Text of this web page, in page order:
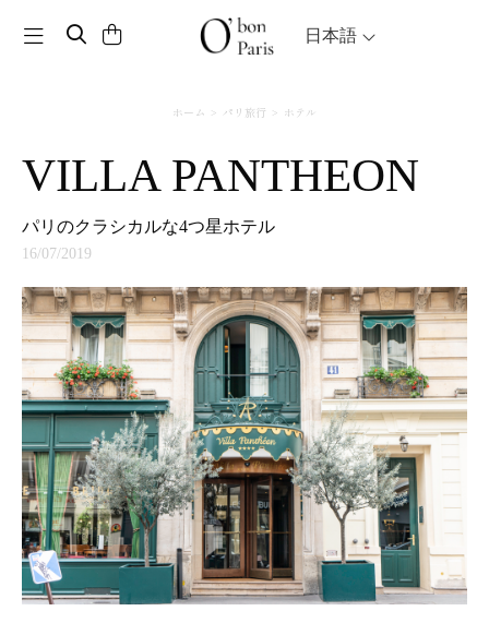
Toggle navigation 日本語
ホーム パリ旅行 ホテル
VILLA PANTHEON
パリのクラシカルな4つ星ホテル
16/07/2019